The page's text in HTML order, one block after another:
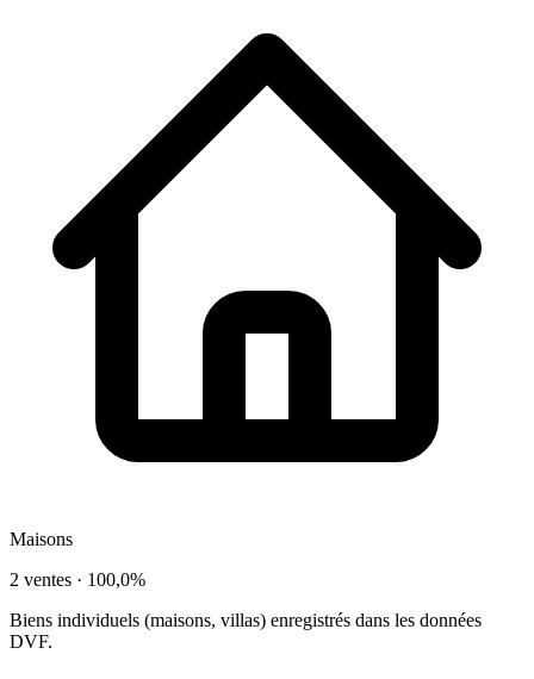
Maisons
2 ventes · 100,0%
Biens individuels (maisons, villas) enregistrés dans les données
DVF.